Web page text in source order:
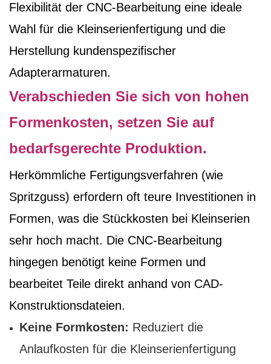
Flexibilität der CNC-Bearbeitung eine ideale
Wahl für die Kleinserienfertigung und die
Herstellung kundenspezifischer
Adapterarmaturen.
Verabschieden Sie sich von hohen
Formenkosten, setzen Sie auf
bedarfsgerechte Produktion.
Herkömmliche Fertigungsverfahren (wie
Spritzguss) erfordern oft teure Investitionen in
Formen, was die Stückkosten bei Kleinserien
sehr hoch macht. Die CNC-Bearbeitung
hingegen benötigt keine Formen und
bearbeitet Teile direkt anhand von CAD-
Konstruktionsdateien.
Keine Formkosten: Reduziert die
Anlaufkosten für die Kleinserienfertigung